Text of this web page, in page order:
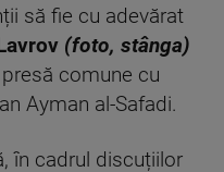
să fie cu adevărat
(foto, stânga)
comune cu
Ayman al-Safadi.
în cadrul discuțiilor